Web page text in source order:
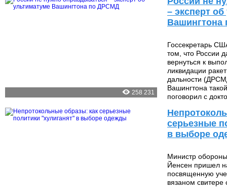
258 231
– эксперт
Госсекретарь
том, что России
вернуться к
ликвидации
дальности
Вашингтона
поговорил с
серьезные
в выборе
Министр
Йенсен пришел
посвященную
вязаном свитере